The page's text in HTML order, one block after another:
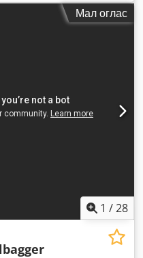
Мал оглас
1 /28